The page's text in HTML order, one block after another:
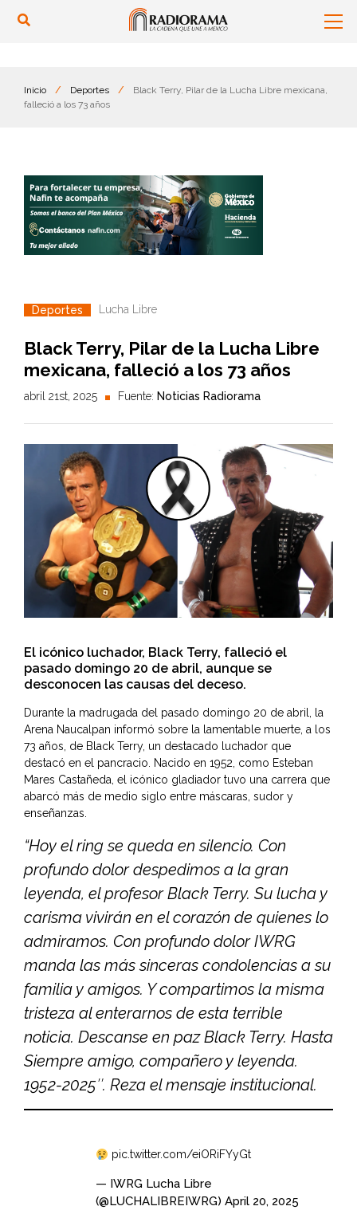
Inicio / Deportes /
Black Terry, Pilar de la Lucha Libre mexicana,
falleció a los 73 años
Deportes Lucha Libre
Black Terry, Pilar de la Lucha Libre
mexicana, falleció a los 73 años
abril 21st, 2025 Fuente: Noticias Radiorama
El icónico luchador, Black Terry, falleció el
pasado domingo 20 de abril, aunque se
desconocen las causas del deceso.
Durante la madrugada del pasado domingo 20 de abril, la
Arena Naucalpan informó sobre la lamentable muerte, a los
73 años, de Black Terry, un destacado luchador que
destacó en el pancracio. Nacido en 1952, como Esteban
Mares Castañeda, el icónico gladiador tuvo una carrera que
abarcó más de medio siglo entre máscaras, sudor y
enseñanzas.
“Hoy el ring se queda en silencio. Con
profundo dolor despedimos a la gran
leyenda, el profesor Black Terry. Su lucha y
carisma vivirán en el corazón de quienes lo
admiramos. Con profundo dolor IWRG
manda las más sinceras condolencias a su
familia y amigos. Y compartimos la misma
tristeza al enterarnos de esta terrible
noticia. Descanse en paz Black Terry. Hasta
Siempre amigo, compañero y leyenda.
1952-2025″. Reza el mensaje institucional.
pic.twitter.com/eiORiFYyGt
— IWRG Lucha Libre
(@LUCHALIBREIWRG) April 20, 2025